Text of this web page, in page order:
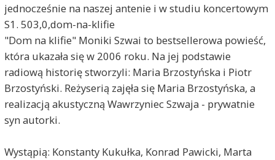
jednocześnie na naszej antenie i w studiu koncertowym
S1. 503,0,dom-na-klifie
"Dom na klifie" Moniki Szwai to bestsellerowa powieść,
która ukazała się w 2006 roku. Na jej podstawie
radiową historię stworzyli: Maria Brzostyńska i Piotr
Brzostyński. Reżyserią zajęła się Maria Brzostyńska, a
realizacją akustyczną Wawrzyniec Szwaja - prywatnie
syn autorki.
Wystąpią: Konstanty Kukułka, Konrad Pawicki, Marta